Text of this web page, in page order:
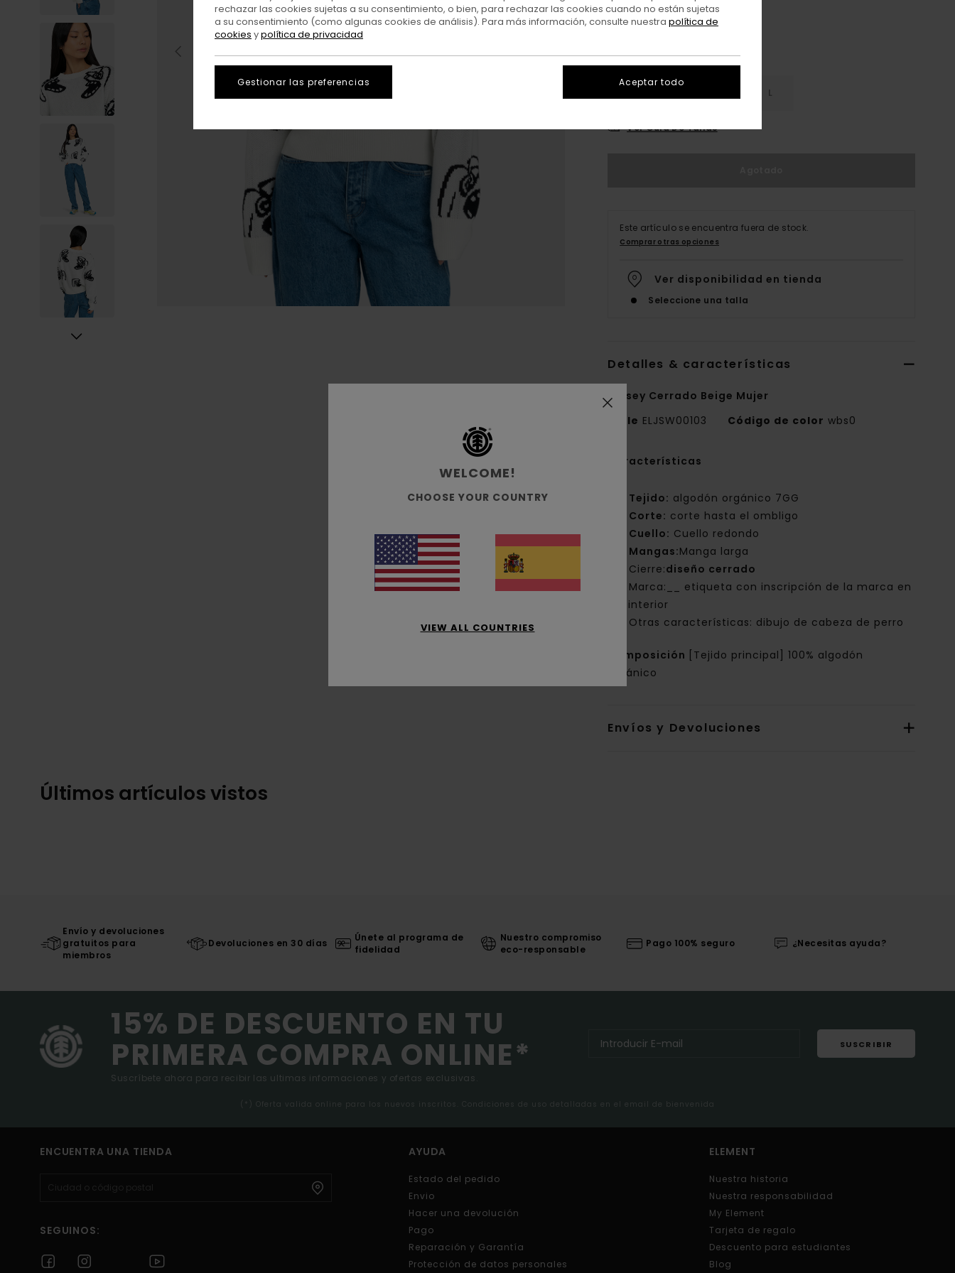
L
Ver Guía De Tallas
Este artículo se encuentra fuera de stock.
Comprar otras opciones
Ver disponibilidad en tienda
Seleccione una talla
Detalles & características
Jersey Cerrado Beige Mujer
Style ELJSW00103 Código de color wbs0
Características
Tejido: algodón orgánico 7GG
Corte: corte hasta el ombligo
Cuello: Cuello redondo
Mangas:Manga larga
Cierre:diseño cerrado
Marca:__ etiqueta con inscripción de la marca en
el interior
Otras características: dibujo de cabeza de perro
Composición
[Tejido principal] 100% algodón
orgánico
Envíos y Devoluciones
Últimos artículos vistos
Envío y devoluciones
gratuitos para
miembros
Devoluciones en 30 días
Únete al programa de
fidelidad
Nuestro compromiso
eco-responsable
Pago 100% seguro ¿Necesitas ayuda?
15% DE DESCUENTO EN TU
PRIMERA COMPRA ONLINE*
Suscríbete ahora para recibir las ultimas informaciones y ofertas exclusivas.
SUSCRIBIR
(*) Oferta valida online para los nuevos inscritos. Condiciones de uso detalladas en el email de bienvenida
ENCUENTRA UNA TIENDA
SEGUINOS:
AYUDA
Estado del pedido
Envio
Hacer una devolución
Pago
Reparación y Garantía
Protección de datos personales
ELEMENT
Nuestra historia
Nuestra responsabilidad
My Element
Tarjeta de regalo
Descuento para estudiantes
Blog
WELCOME!
CHOOSE YOUR COUNTRY
VIEW ALL COUNTRIES
rechazar las cookies sujetas a su consentimiento, o bien, para rechazar las cookies cuando no están sujetas
a su consentimiento (como algunas cookies de análisis). Para más información, consulte nuestra política de
cookies ypolítica de privacidad
Gestionar las preferencias Aceptar todo